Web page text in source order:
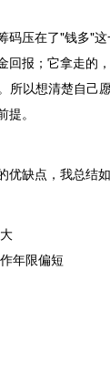
码压在了"钱多"
回报；它拿走的
所以想清楚自己
。
优缺点，我总结如
年限偏短